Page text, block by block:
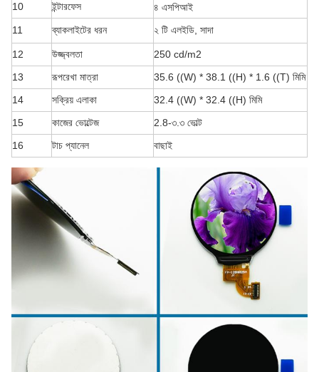
10
ইন্টারফেস
৪ এসপিআই
11
ব্যাকলাইটের ধরন ২ টি এলইডি, সাদা
12 উজ্জ্বলতা
250 cd/m2
13
রূপরেখা মাত্রা
35.6 ((W) * 38.1 ((H) * 1.6 ((T) মিমি
14
সক্রিয় এলাকা
32.4 ((W) * 32.4 ((H) মিমি
15
কাজের ভোল্টেজ
2.8-৩.৩ ভোল্ট
16
টাচ প্যানেল বাছাই